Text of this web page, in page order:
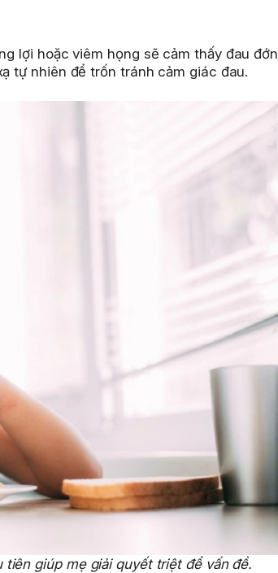
lợi hoặc viêm họng sẽ cảm thấy đau đớn
tự nhiên để trốn tránh cảm giác đau.
tiên giúp mẹ giải quyết triệt để vấn đề.